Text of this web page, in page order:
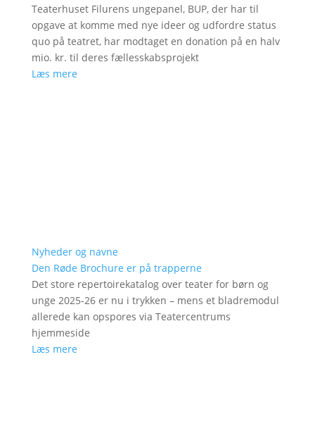
Teaterhuset Filurens ungepanel, BUP, der har til
opgave at komme med nye ideer og udfordre status
quo på teatret, har modtaget en donation på en halv
mio. kr. til deres fællesskabsprojekt
Læs mere
Nyheder og navne
Den Røde Brochure er på trapperne
Det store repertoirekatalog over teater for børn og
unge 2025-26 er nu i trykken – mens et bladremodul
allerede kan opspores via Teatercentrums
hjemmeside
Læs mere